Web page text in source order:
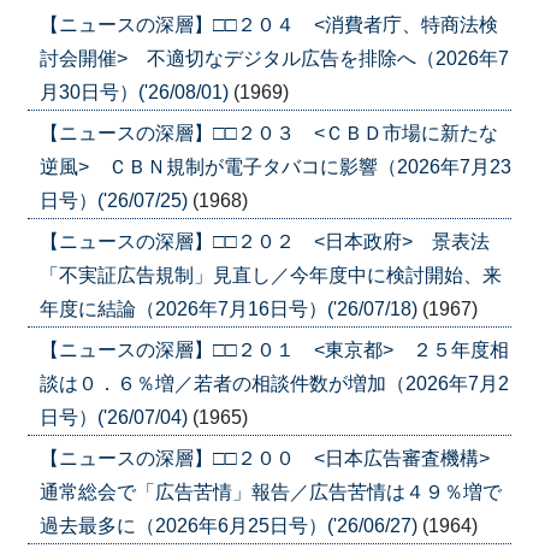
【ニュースの深層】□□２０４ <消費者庁、特商法検
討会開催> 不適切なデジタル広告を排除へ（2026年7
月30日号）('26/08/01) (1969)
【ニュースの深層】□□２０３ <ＣＢＤ市場に新たな
逆風> ＣＢＮ規制が電子タバコに影響（2026年7月23
日号）('26/07/25) (1968)
【ニュースの深層】□□２０２ <日本政府> 景表法
「不実証広告規制」見直し／今年度中に検討開始、来
年度に結論（2026年7月16日号）('26/07/18) (1967)
【ニュースの深層】□□２０１ <東京都> ２５年度相
談は０．６％増／若者の相談件数が増加（2026年7月2
日号）('26/07/04) (1965)
【ニュースの深層】□□２００ <日本広告審査機構>
通常総会で「広告苦情」報告／広告苦情は４９％増で
過去最多に（2026年6月25日号）('26/06/27) (1964)